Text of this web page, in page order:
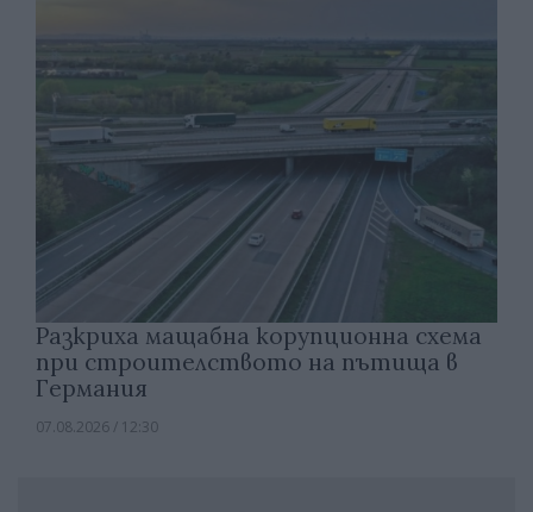
Разкриха мащабна корупционна схема
при строителството на пътища в
Германия
07.08.2026 / 12:30